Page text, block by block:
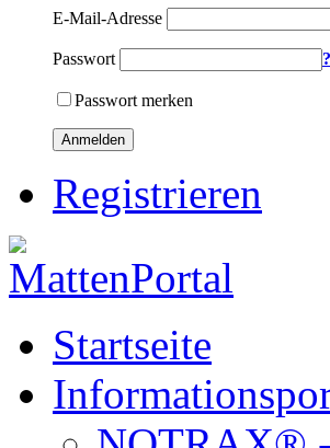
E-Mail-Adresse
Passwort ?
Passwort merken
Anmelden
Registrieren
Startseite